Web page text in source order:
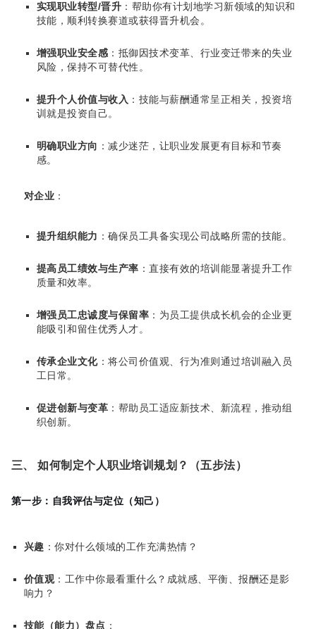
实现职业转型/晋升 ：帮助你有计划地学习新领域的知识和
技能，顺利转换赛道或获得晋升机会。
增强职业安全感 ：抵御因技术变革、行业变迁带来的失业
风险，保持不可替代性。
提升个人价值与收入 ：技能与薪酬通常呈正相关，投资培
训就是投资自己。
明确职业方向 ：减少迷茫，让职业发展更有目标和节奏
感。
对企业 ：
提升组织能力 ：确保员工具备实现公司战略所需的技能。
提高员工绩效与生产率 ：直接有效的培训能显著提升工作
质量和效率。
增强员工忠诚度与保留率 ：为员工提供成长机会的企业更
能吸引和留住优秀人才。
传承企业文化：将公司价值观、行为准则通过培训融入员
工日常。
促进创新与变革 ：帮助员工适应新技术、新流程，推动组
织创新。
三、 如何制定个人职业培训规划？（五步法）
第一步：自我评估与定位（知己）
兴趣 ：你对什么领域的工作充满热情？
价值观：工作中你最看重什么？成就感、平衡、报酬还是影
响力？
技能（能力）盘点 ：